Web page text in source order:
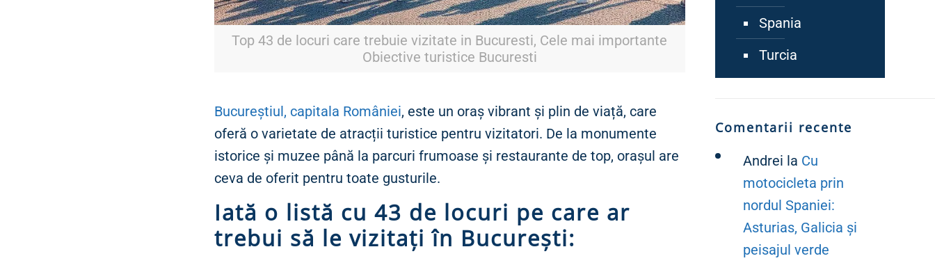
Top 43 de locuri care trebuie vizitate in Bucuresti, Cele mai importante
Obiective turistice Bucuresti
Bucureștiul, capitala României, este un oraș vibrant și plin de viață, care
oferă o varietate de atracții turistice pentru vizitatori. De la monumente
istorice și muzee până la parcuri frumoase și restaurante de top, orașul are
ceva de oferit pentru toate gusturile.
Iată o listă cu 43 de locuri pe care ar
trebui să le vizitați în București:
Spania
Turcia
Comentarii recente
Andrei la Cu
motocicleta prin
nordul Spaniei:
Asturias, Galicia și
peisajul verde